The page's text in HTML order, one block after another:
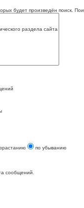
будет произведён поиск.
по убыванию
сообщений.